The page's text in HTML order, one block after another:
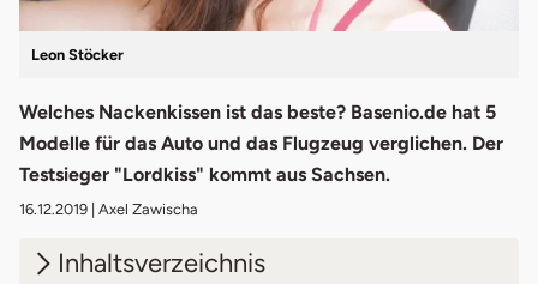
Leon Stöcker
Welches Nackenkissen ist das beste? Basenio.de hat 5
Modelle für das Auto und das Flugzeug verglichen. Der
Testsieger "Lordkiss" kommt aus Sachsen.
16.12.2019 | Axel Zawischa
Inhaltsverzeichnis